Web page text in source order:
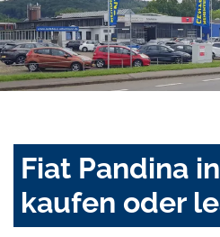
Fiat Pandina
kaufen oder